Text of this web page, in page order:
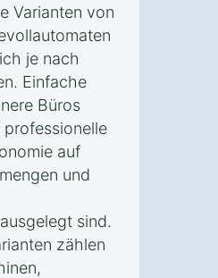
Varianten von
je nach
Einfache
Büros
auf
und
sind.
zählen